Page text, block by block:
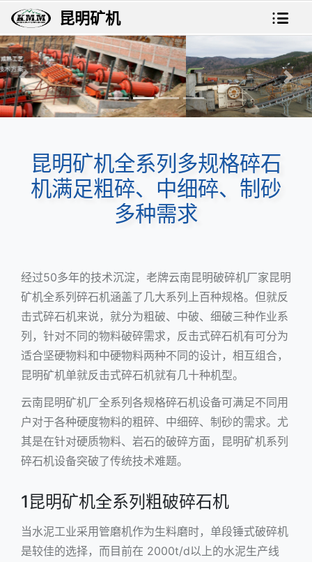
昆明矿机
上一张 下
昆明矿机全系列多规格碎石
机满足粗碎、中细碎、制砂
多种需求
经过50多年的技术沉淀，老牌云南昆明破碎机厂家昆明
矿机全系列碎石机涵盖了几大系列上百种规格。但就反
击式碎石机来说，就分为粗破、中破、细破三种作业系
列，针对不同的物料破碎需求，反击式碎石机有可分为
适合坚硬物料和中硬物料两种不同的设计，相互组合，
昆明矿机单就反击式碎石机就有几十种机型。
云南昆明矿机厂全系列各规格碎石机设备可满足不同用
户对于各种硬度物料的粗碎、中细碎、制砂的需求。尤
其是在针对硬质物料、岩石的破碎方面，昆明矿机系列
碎石机设备突破了传统技术难题。
1昆明矿机全系列粗破碎石机
当水泥工业采用管磨机作为生料磨时，单段锤式破碎机
是较佳的选择，而目前在 2000t/d以上的水泥生产线